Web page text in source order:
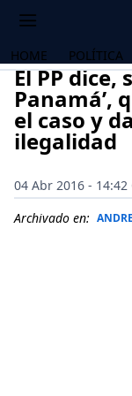
HOME POLÍTICA
El PP dice,
Panamá’,
el caso y
ilegalidad
04 Abr 2016 - 14:42
Archivado en: